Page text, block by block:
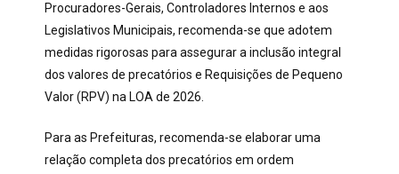
Procuradores-Gerais, Controladores Internos e aos
Legislativos Municipais, recomenda-se que adotem
medidas rigorosas para assegurar a inclusão integral
dos valores de precatórios e Requisições de Pequeno
Valor (RPV) na LOA de 2026.
Para as Prefeituras, recomenda-se elaborar uma
relação completa dos precatórios em ordem